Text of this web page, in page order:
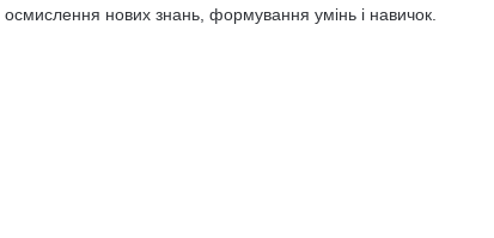
осмислення нових знань, формування умінь і навичок.